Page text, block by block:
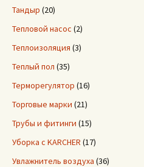
Тандыр (20)
Тепловой насос (2)
Теплоизоляция (3)
Теплый пол (35)
Терморегулятор (16)
Торговые марки (21)
Трубы и фитинги (15)
Уборка с KARCHER (17)
Увлажнитель воздуха (36)